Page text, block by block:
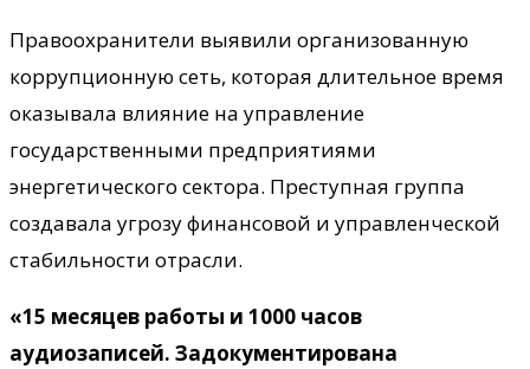
Правоохранители выявили организованную
коррупционную сеть, которая длительное время
оказывала влияние на управление
государственными предприятиями
энергетического сектора. Преступная группа
создавала угрозу финансовой и управленческой
стабильности отрасли.
«15 месяцев работы и 1000 часов
аудиозаписей. Задокументирована